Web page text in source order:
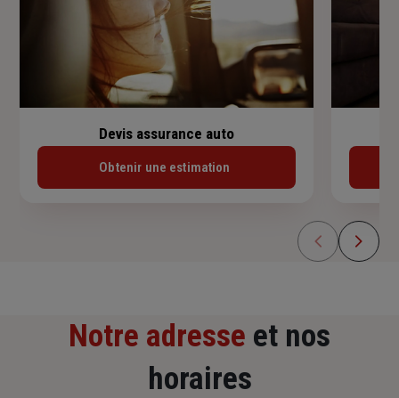
Devis assurance auto
Obtenir une estimation
Notre adresse et nos
horaires